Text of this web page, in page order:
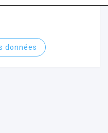
données